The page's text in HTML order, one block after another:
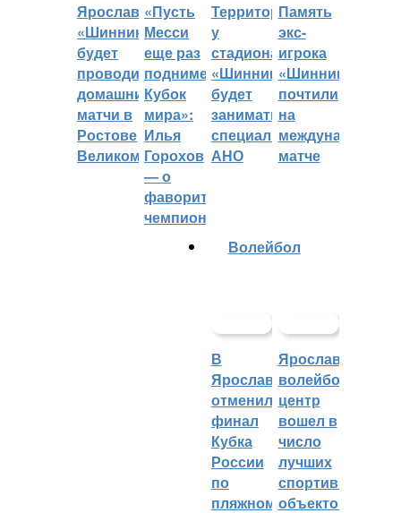
Ярославский
«Шинник»
будет
проводить
домашние
матчи в
Ростове
Великом
«Пусть
Месси
еще раз
поднимет
Кубок
мира»:
Илья
Горохов
— о
фаворитах
чемпионата
Территорией
у
стадиона
«Шинник»
будет
заниматься
специальное
АНО
Память
экс-
игрока
«Шинника»
почтили
на
международном
матче
Волейбол
В
Ярославле
отменили
финал
Кубка
России
по
пляжному
Ярославский
волейбольный
центр
вошел в
число
лучших
спортивных
объектов